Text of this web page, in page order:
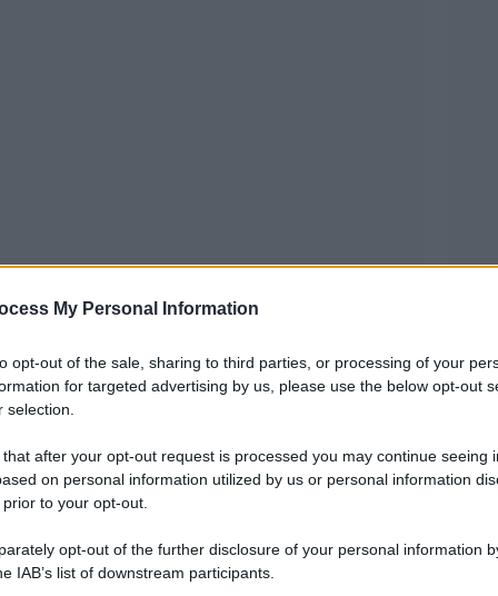
My Personal Information
opt-out of the sale, sharing to third parties, or processing of your
for targeted advertising by us, please use the below opt-out
selection.
that after your opt-out request is processed you may continue seeing
on personal information utilized by us or personal information
to your opt-out.
opt-out of the further disclosure of your personal information
IAB’s list of downstream participants.
Schlein lo scettro della vittoria al
alla riforma della giustizia, ma da qui a
del “no” ce ne corre.
quanto Giuseppe Conte e Nicola Fratoianni.
tornata referendaria sono la società
si sono impegnati nella campagna
che si sono prodigati nello spiegare le